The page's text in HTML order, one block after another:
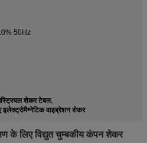
50Hz
शेकर टेबल,
वाइब्रेशन शेकर
के लिए विद्युत चुम्बकीय कंपन शेकर